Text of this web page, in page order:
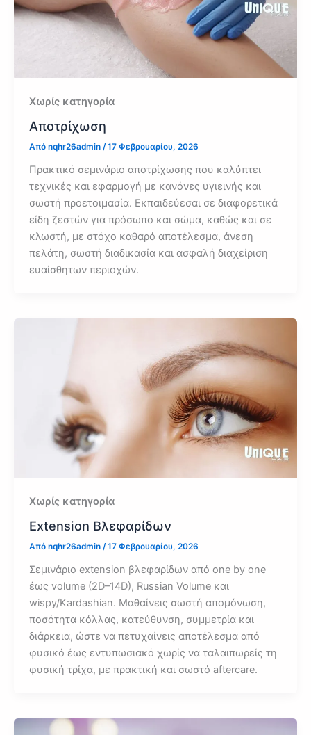
Χωρίς κατηγορία
Αποτρίχωση
Από nqhr26admin /17 Φεβρουαρίου, 2026
Πρακτικό σεμινάριο αποτρίχωσης που καλύπτει
τεχνικές και εφαρμογή με κανόνες υγιεινής και
σωστή προετοιμασία. Εκπαιδεύεσαι σε διαφορετικά
είδη ζεστών για πρόσωπο και σώμα, καθώς και σε
κλωστή, με στόχο καθαρό αποτέλεσμα, άνεση
πελάτη, σωστή διαδικασία και ασφαλή διαχείριση
ευαίσθητων περιοχών.
Χωρίς κατηγορία
Extension Βλεφαρίδων
Από nqhr26admin /17 Φεβρουαρίου, 2026
Σεμινάριο extension βλεφαρίδων από one by one
έως volume (2D–14D), Russian Volume και
wispy/Kardashian. Μαθαίνεις σωστή απομόνωση,
ποσότητα κόλλας, κατεύθυνση, συμμετρία και
διάρκεια, ώστε να πετυχαίνεις αποτέλεσμα από
φυσικό έως εντυπωσιακό χωρίς να ταλαιπωρείς τη
φυσική τρίχα, με πρακτική και σωστό aftercare.